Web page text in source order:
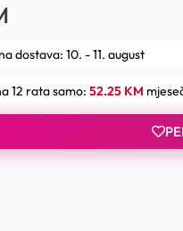
dostava: 10. - 11. august
12 rata samo: 52.25 KM